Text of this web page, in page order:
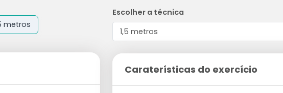
metros
Escolher a técnica
Caraterísticas do exercício